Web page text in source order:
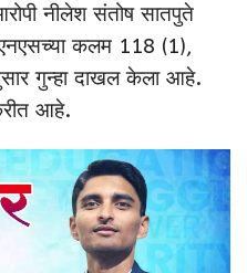
नीलेश संतोष सातपुते
कलम 118 (1),
गुन्हा दाखल केला आहे.
आहे.